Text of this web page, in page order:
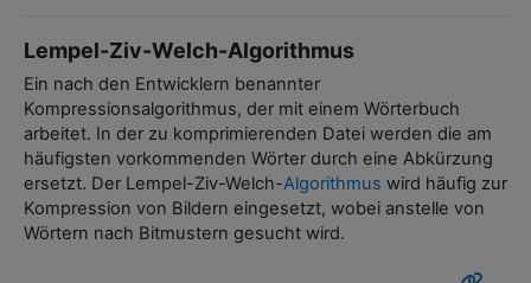
Lempel-Ziv-Welch-Algorithmus
Ein nach den Entwicklern benannter
Kompressionsalgorithmus, der mit einem Wörterbuch
arbeitet. In der zu komprimierenden Datei werden die am
häufigsten vorkommenden Wörter durch eine Abkürzung
ersetzt. Der Lempel-Ziv-Welch-Algorithmus wird häufig zur
Kompression von Bildern eingesetzt, wobei anstelle von
Wörtern nach Bitmustern gesucht wird.